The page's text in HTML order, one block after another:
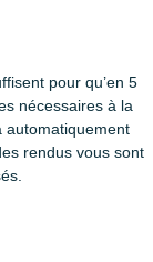
pour qu’en 5
nécessaires à la
automatiquement
rendus vous sont